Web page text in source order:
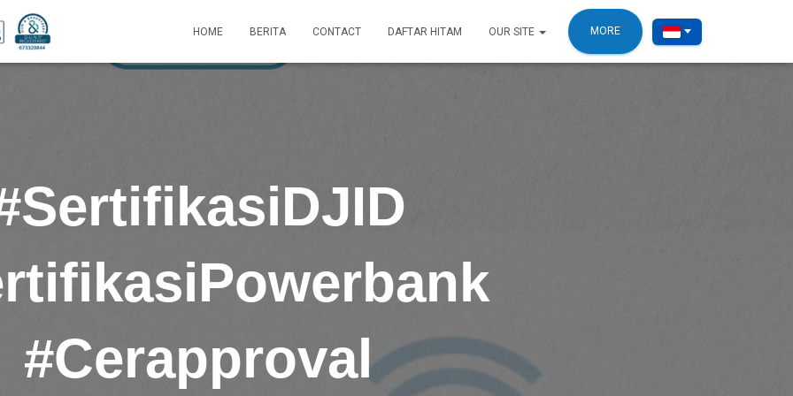
HOME BERITA CONTACT DAFTAR HITAM OUR SITE MORE
#Cerapproval